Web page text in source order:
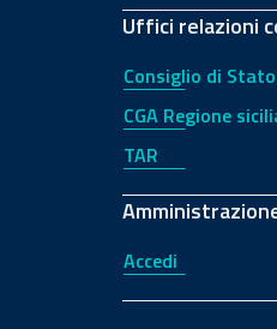
Uffici relazioni
Consiglio di Stato
CGA Regione
TAR
Accedi